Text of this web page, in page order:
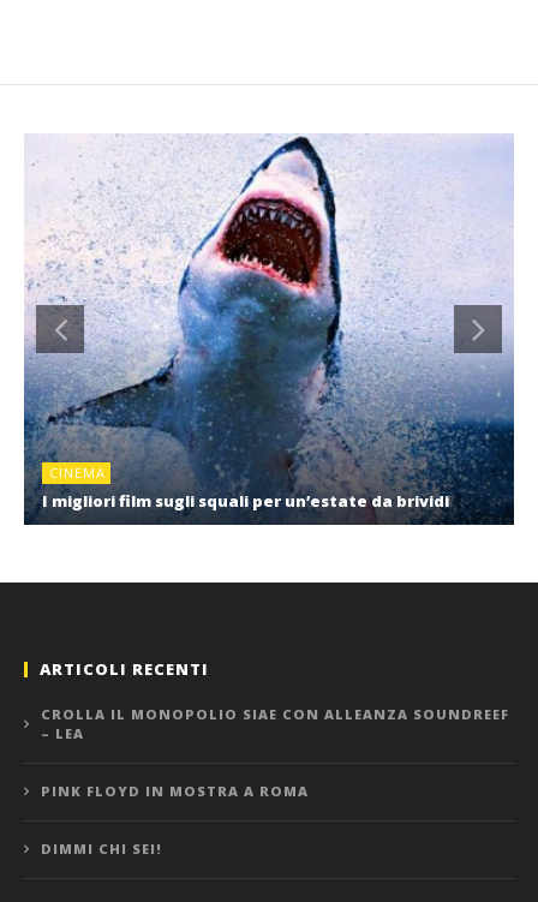
CINEMA
I migliori film sugli squali per un’estate da brividi
ARTICOLI RECENTI
CROLLA IL MONOPOLIO SIAE CON ALLEANZA SOUNDREEF
– LEA
PINK FLOYD IN MOSTRA A ROMA
DIMMI CHI SEI!